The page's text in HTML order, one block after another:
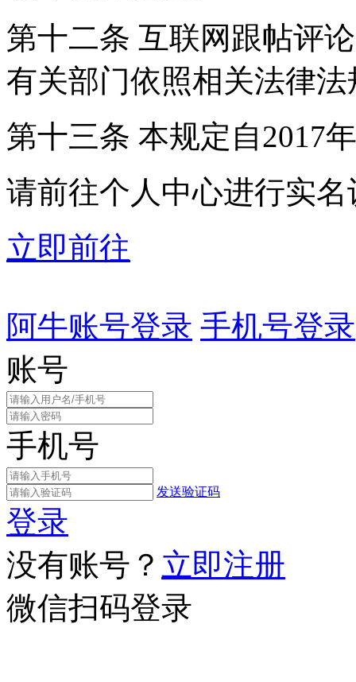
第十二条 互联网跟帖评
有关部门依照相关法律
第十三条 本规定自2017
请前往个人中心进行实名
立即前往
阿牛账号登录 手机号登录
账号
手机号
发送验证码
登录
没有账号？ 立即注册
微信扫码登录